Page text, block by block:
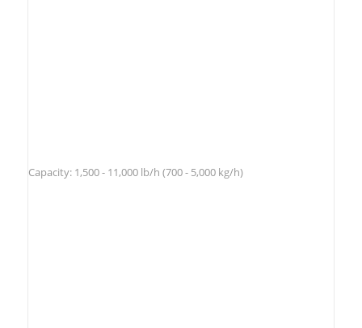
Capacity: 1,500 - 11,000 lb/h (700 - 5,000 kg/h)